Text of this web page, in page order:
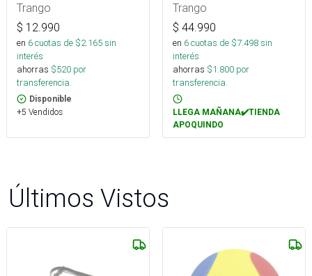
Trango
$ 12.990
en 6cuotas de $2.165sin
interés
ahorras $520 por
transferencia.
Disponible
+5 Vendidos
Trango
$ 44.990
en 6cuotas de $7.498sin
interés
ahorras $1.800 por
transferencia.
LLEGA MAÑANA✔️TIENDA
APOQUINDO
Últimos Vistos